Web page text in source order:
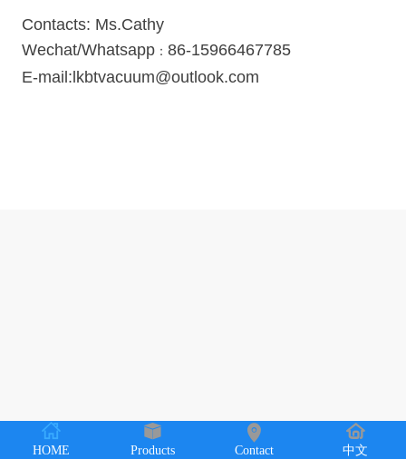
Contacts: Ms.Cathy
Wechat/Whatsapp ： 86-15966467785
E-mail:lkbtvacuum@outlook.com
HOME Products Contact 中文